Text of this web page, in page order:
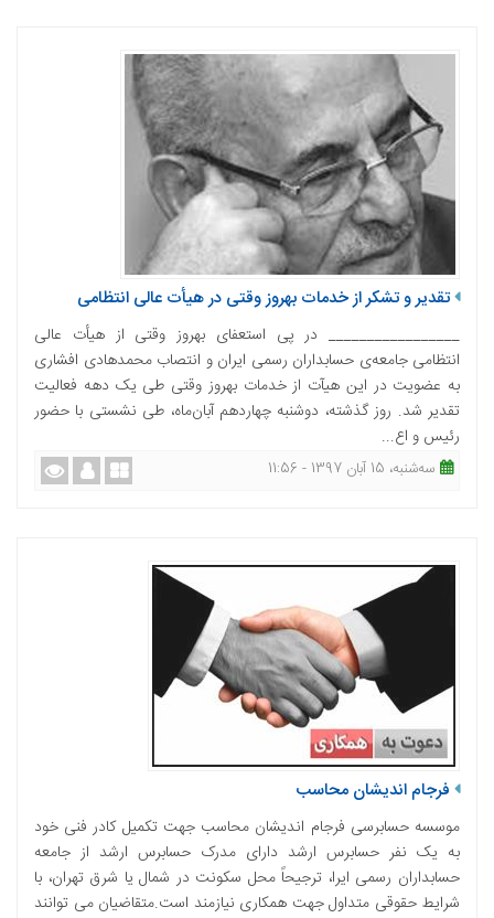
تقدیر و تشکر از خدمات بهروز وقتی در هیأت عالی انتظامی
_________________ در پی استعفای بهروز وقتی از هیأت عالی
انتظامی جامعه‌ی حسابداران رسمی ایران و انتصاب محمدهادی افشاری
به عضویت در این هیآت از خدمات بهروز وقتی طی یک دهه فعالیت
تقدیر شد. روز گذشته، دوشنبه چهاردهم آبان‌ماه، طی نشستی با حضور
رئیس و اع...
ﺳﻪشنبه، 15 آبان 1397 - 11:56
فرجام اندیشان محاسب
موسسه حسابرسی فرجام اندیشان محاسب جهت تکمیل کادر فنی خود
به یک نفر حسابرس ارشد دارای مدرک حسابرس ارشد از جامعه
حسابداران رسمی ایرا، ترجیحاً محل سکونت در شمال یا شرق تهران، با
شرایط حقوقی متداول جهت همکاری نیازمند است.متقاضیان می توانند